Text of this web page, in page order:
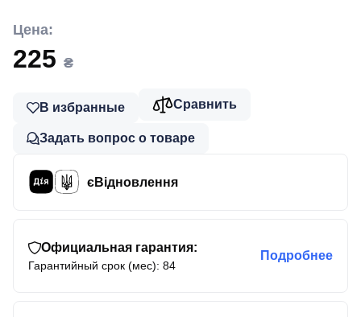
Цена:
225 ₴
В избранные Сравнить
Задать вопрос о товаре
єВідновлення
Официальная гарантия:
Гарантийный срок (мес): 84
Подробнее